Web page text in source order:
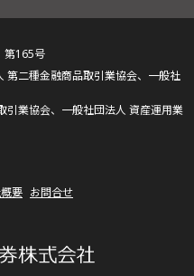
第165号
第二種金融商品取引業協会、一般社
引業協会、一般社団法人 資産運用業
要 お問合せ